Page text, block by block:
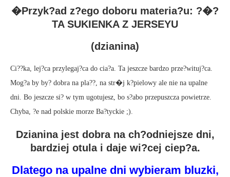
�Przyk?ad z?ego doboru materia?u: ?�?
TA SUKIENKA Z JERSEYU
(dzianina)
Ci??ka, lej?ca przylegaj?ca do cia?a. Ta jeszcze bardzo prze?wituj?ca.
Mog?a by by? dobra na pla??, na str�j k?pielowy ale nie na upalne
dni. Bo jeszcze si? w tym ugotujesz, bo s?abo przepuszcza powietrze.
Chyba, ?e nad polskie morze Ba?tyckie ;).
Dzianina jest dobra na ch?odniejsze dni,
bardziej otula i daje wi?cej ciep?a.
Dlatego na upalne dni wybieram bluzki,